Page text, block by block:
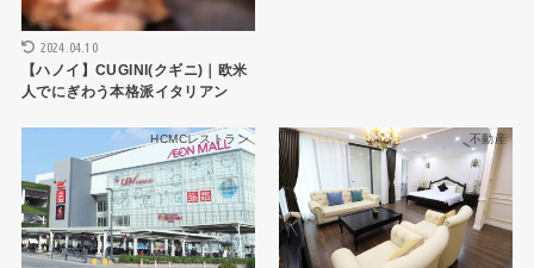
2024.04.10
【ハノイ】CUGINI(クギニ)｜欧米
人でにぎわう本格派イタリアン
HCMCレストラン 不動産